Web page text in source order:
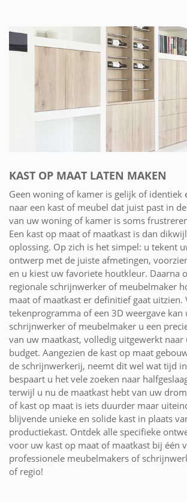
KAST OP MAAT LATEN MAKEN
Geen woning of kamer is gelijk of identiek
naar een kast of meubel dat juist past in
van uw woning of kamer is soms
Een kast op maat of maatkast is dan
oplossing. Op zich is het simpel: u tekent
ontwerp met de juiste afmetingen,
en u kiest uw favoriete houtkleur. Daarna
regionale schrijnwerker of meubelmaker
maat of maatkast er definitief gaat uitzien.
tekenprogramma of een 3D weergave kan
schrijnwerker of meubelmaker u een
van uw maatkast, volledig uitgewerkt naar
budget. Aangezien de kast op maat
de schrijnwerkerij, neemt dit wel wat tijd
bespaart u het vele zoeken naar
terwijl u nu de maatkast hebt van uw
of kast op maat is iets duurder maar
blijvende unieke en solide kast in plaats
productiekast. Ontdek alle specifieke
voor uw kast op maat of maatkast bij één
professionele meubelmakers of
of regio!